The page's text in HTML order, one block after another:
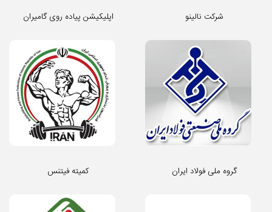
اپلیکیشن پیاده روی گامیران شرکت نالینو
کمیته فیتنس گروه ملی فولاد ایران